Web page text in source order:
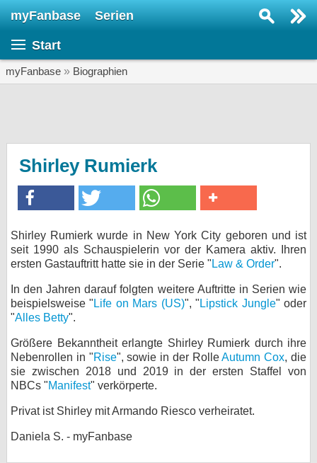
myFanbase Serien
Start
myFanbase » Biographien
Shirley Rumierk
Shirley Rumierk wurde in New York City geboren und ist
seit 1990 als Schauspielerin vor der Kamera aktiv. Ihren
ersten Gastauftritt hatte sie in der Serie " Law & Order".
In den Jahren darauf folgten weitere Auftritte in Serien wie
beispielsweise " Life on Mars (US)", " Lipstick Jungle" oder
"Alles Betty".
Größere Bekanntheit erlangte Shirley Rumierk durch ihre
Nebenrollen in "Rise", sowie in der RolleAutumn Cox, die
sie zwischen 2018 und 2019 in der ersten Staffel von
NBCs "Manifest" verkörperte.
Privat ist Shirley mit Armando Riesco verheiratet.
Daniela S. - myFanbase
Veranstaltungen
KULTUR
Specials
SERVICE
Forum
bei X
bei Facebook
Kontakt